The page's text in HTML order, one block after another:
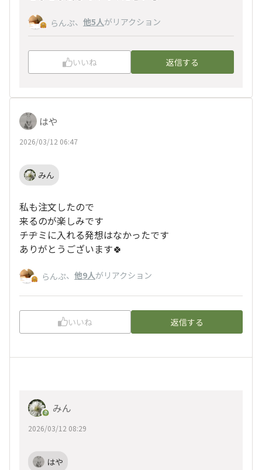
らんぷ、 他5人がリアクション
いいね 返信する
はや
2026/03/12 06:47
みん
私も注文したので
来るのが楽しみです
チヂミに入れる発想はなかったです
ありがとうございます🍀
らんぷ、 他9人がリアクション
いいね 返信する
みん
2026/03/12 08:29
はや